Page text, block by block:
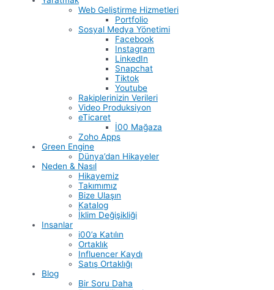
Web Geliştirme Hizmetleri
Portfolio
Sosyal Medya Yönetimi
Facebook
Instagram
LinkedIn
Snapchat
Tiktok
Youtube
Rakiplerinizin Verileri
Video Produksiyon
eTicaret
İ00 Mağaza
Zoho Apps
Green Engine
Dünya’dan Hikayeler
Neden & Nasıl
Hikayemiz
Takımımız
Bize Ulaşın
Katalog
İklim Değişikliği
Insanlar
i00’a Katılın
Ortaklık
Influencer Kaydı
Satış Ortaklığı
Blog
Bir Soru Daha